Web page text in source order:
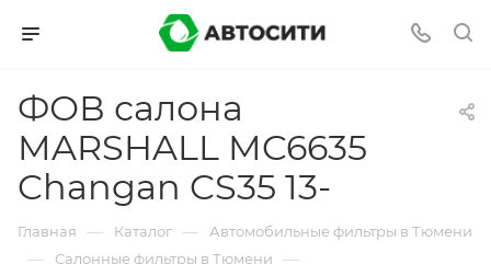
ФОВ салона
MARSHALL MC6635
Changan CS35 13-
Главная — Каталог — Автомобильные фильтры в Тюмени
— Салонные фильтры в Тюмени —